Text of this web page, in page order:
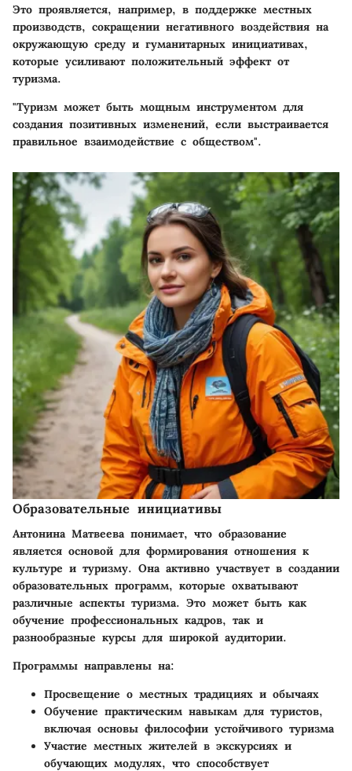
Это проявляется, например, в поддержке местных
производств, сокращении негативного воздействия на
окружающую среду и гуманитарных инициативах,
которые усиливают положительный эффект от
туризма.
"Туризм может быть мощным инструментом для
создания позитивных изменений, если выстраивается
правильное взаимодействие с обществом".
Образовательные инициативы
Антонина Матвеева понимает, что образование
является основой для формирования отношения к
культуре и туризму. Она активно участвует в создании
образовательных программ, которые охватывают
различные аспекты туризма. Это может быть как
обучение профессиональных кадров, так и
разнообразные курсы для широкой аудитории.
Программы направлены на:
Просвещение о местных традициях и обычаях
Обучение практическим навыкам для туристов,
включая основы философии устойчивого туризма
Участие местных жителей в экскурсиях и
обучающих модулях, что способствует